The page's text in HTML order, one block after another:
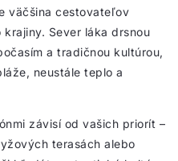
väčšina cestovateľov
Sever láka drsnou
a tradičnou kultúrou,
neustále teplo a
závisí od vašich priorít –
terasách alebo